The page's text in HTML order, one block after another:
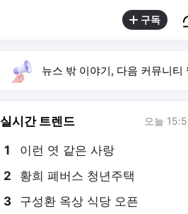
구독
뉴스 밖 이야기, 다음 커뮤니티 웹에
실시간 트렌드 오늘
1 이런 엿 같은 사랑
2 황희 폐버스 청년주택
3 구성환 옥상 식당 오픈